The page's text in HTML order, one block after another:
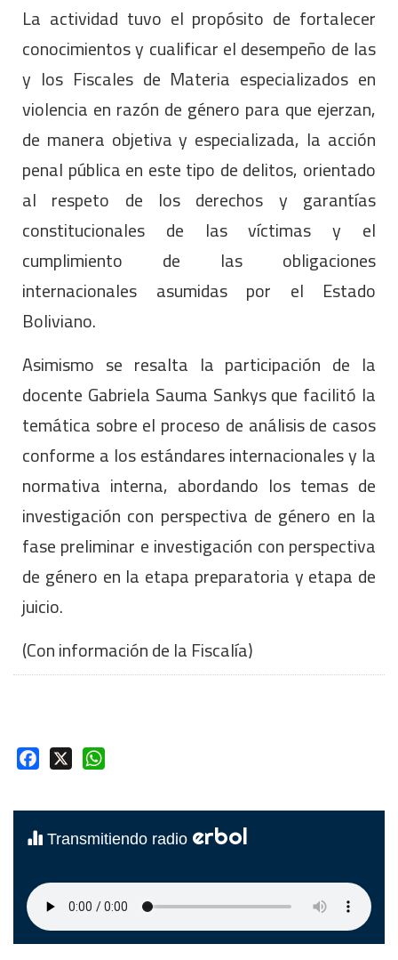
La actividad tuvo el propósito de fortalecer
conocimientos y cualificar el desempeño de las
y los Fiscales de Materia especializados en
violencia en razón de género para que ejerzan,
de manera objetiva y especializada, la acción
penal pública en este tipo de delitos, orientado
al respeto de los derechos y garantías
constitucionales de las víctimas y el
cumplimiento de las obligaciones
internacionales asumidas por el Estado
Boliviano.
Asimismo se resalta la participación de la
docente Gabriela Sauma Sankys que facilitó la
temática sobre el proceso de análisis de casos
conforme a los estándares internacionales y la
normativa interna, abordando los temas de
investigación con perspectiva de género en la
fase preliminar e investigación con perspectiva
de género en la etapa preparatoria y etapa de
juicio.
(Con información de la Fiscalía)
Facebook
Transmitiendo radio erbol